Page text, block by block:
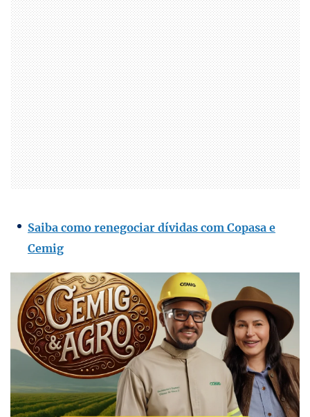
Saiba como renegociar dívidas com Copasa e
Cemig